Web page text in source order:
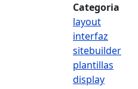
Categoria
layout
interfaz
sitebuilder
plantillas
display